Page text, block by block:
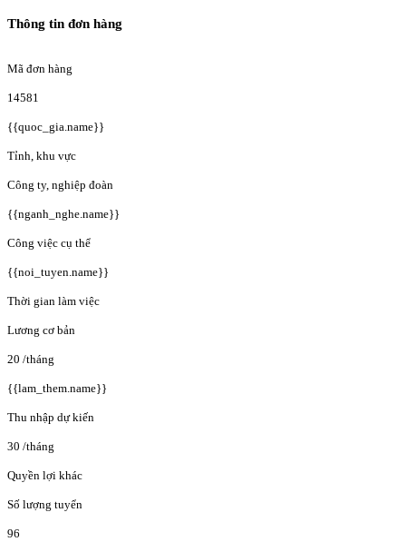
Thông tin đơn hàng
Mã đơn hàng
14581
{{quoc_gia.name}}
Tỉnh, khu vực
Công ty, nghiệp đoàn
{{nganh_nghe.name}}
Công việc cụ thể
{{noi_tuyen.name}}
Thời gian làm việc
Lương cơ bản
20 /tháng
{{lam_them.name}}
Thu nhập dự kiến
30 /tháng
Quyền lợi khác
Số lượng tuyển
96